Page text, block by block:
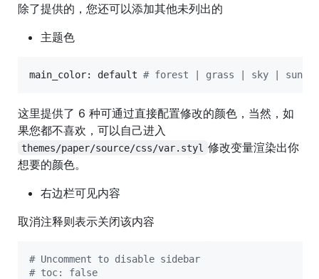
除了提供的，您还可以添加其他未列出的
主题色
main_color: default # forest | grass | sky | sun |
这里提供了 6 种可通过直接配置修改的颜色，当然，如
果您都不喜欢，可以自己进入
themes/paper/source/css/var.styl 修改变量渲染出你
想要的颜色。
右边栏可见内容
取消注释则表示关闭该内容
# Uncomment to disable sidebar
# toc: false